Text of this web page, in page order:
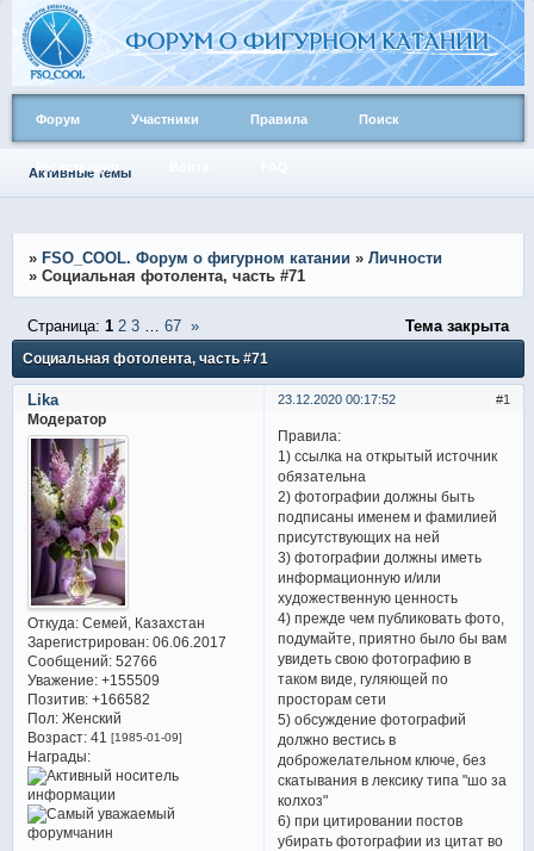
Форум Участники Правила Поиск
Активные темы
» FSO_COOL. Форум о фигурном катании » Личности
» Социальная фотолента, часть #71
Социальная фотолента, часть #71
Страница: 1 2 3 67 » Тема закрыта
1
23.12.2020 00:17:52
Lika
Модератор
Откуда:Семей, Казахстан
Зарегистрирован: 06.06.2017
Сообщений:52766
Уважение: +155509
Позитив: +166582
Пол:Женский
Возраст:41 [1985-01-09]
Награды:
Правила:
1) ссылка на открытый источник
обязательна
2) фотографии должны быть
подписаны именем и фамилией
присутствующих на ней
3) фотографии должны иметь
информационную и/или
художественную ценность
4) прежде чем публиковать фото,
подумайте, приятно было бы вам
увидеть свою фотографию в
таком виде, гуляющей по
просторам сети
5) обсуждение фотографий
должно вестись в
доброжелательном ключе, без
скатывания в лексику типа "шо за
колхоз"
6) при цитировании постов
убирать фотографии из цитат во